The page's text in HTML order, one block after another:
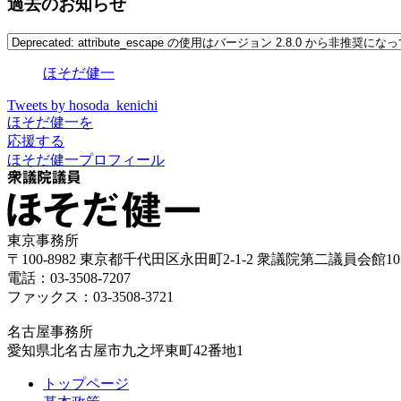
過去のお知らせ
ほそだ健一
Tweets by hosoda_kenichi
ほそだ健一を
応援する
ほそだ健一プロフィール
東京事務所
〒100-8982 東京都千代田区永田町2-1-2 衆議院第二議員会館
電話：03-3508-7207
ファックス：03-3508-3721
名古屋事務所
愛知県北名古屋市九之坪東町42番地1
トップページ